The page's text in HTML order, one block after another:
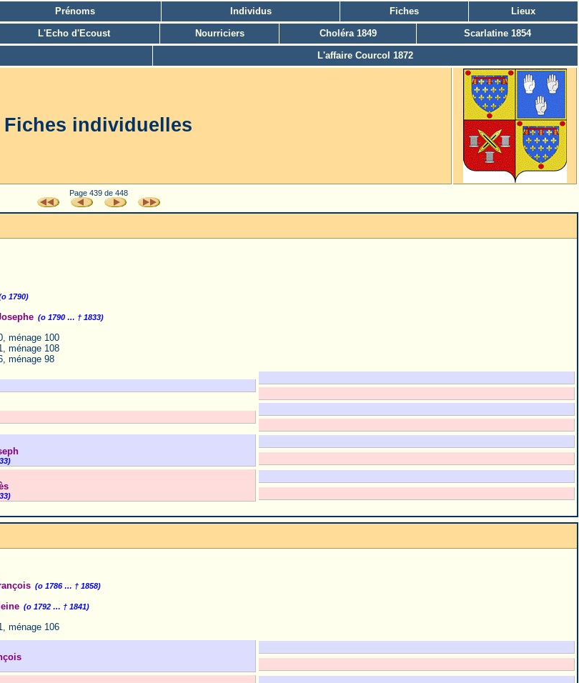
Prénoms Individus Fiches Lieux
L'Echo d'Ecoust Nourriciers Choléra 1849 Scarlatine 1854
L'affaire Courcol 1872
Fiches individuelles
Page 439 de 448
1790)
(o 1790 … † 1833)
ménage 100
ménage 108
ménage 98
(o 1786 … † 1858)
(o 1792 … † 1841)
ménage 106